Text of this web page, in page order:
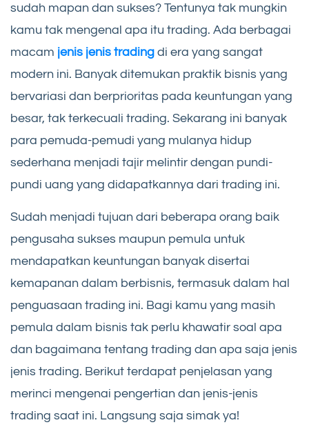
sudah mapan dan sukses? Tentunya tak mungkin
kamu tak mengenal apa itu trading. Ada berbagai
macam jenis jenis trading di era yang sangat
modern ini. Banyak ditemukan praktik bisnis yang
bervariasi dan berprioritas pada keuntungan yang
besar, tak terkecuali trading. Sekarang ini banyak
para pemuda-pemudi yang mulanya hidup
sederhana menjadi tajir melintir dengan pundi-
pundi uang yang didapatkannya dari trading ini.
Sudah menjadi tujuan dari beberapa orang baik
pengusaha sukses maupun pemula untuk
mendapatkan keuntungan banyak disertai
kemapanan dalam berbisnis, termasuk dalam hal
penguasaan trading ini. Bagi kamu yang masih
pemula dalam bisnis tak perlu khawatir soal apa
dan bagaimana tentang trading dan apa saja jenis
jenis trading. Berikut terdapat penjelasan yang
merinci mengenai pengertian dan jenis-jenis
trading saat ini. Langsung saja simak ya!